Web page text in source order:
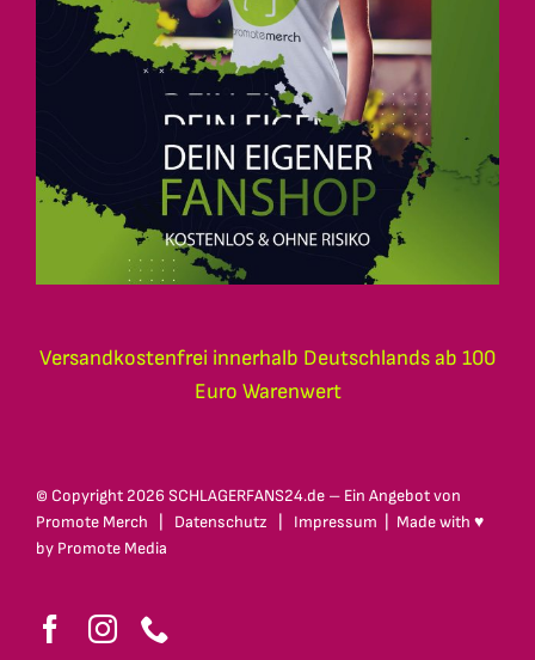
Versandkostenfrei innerhalb Deutschlands ab 100
Euro Warenwert
© Copyright 2026 SCHLAGERFANS24.de – Ein Angebot von
Promote Merch
Datenschutz Impressum | Made with ♥
by Promote Media